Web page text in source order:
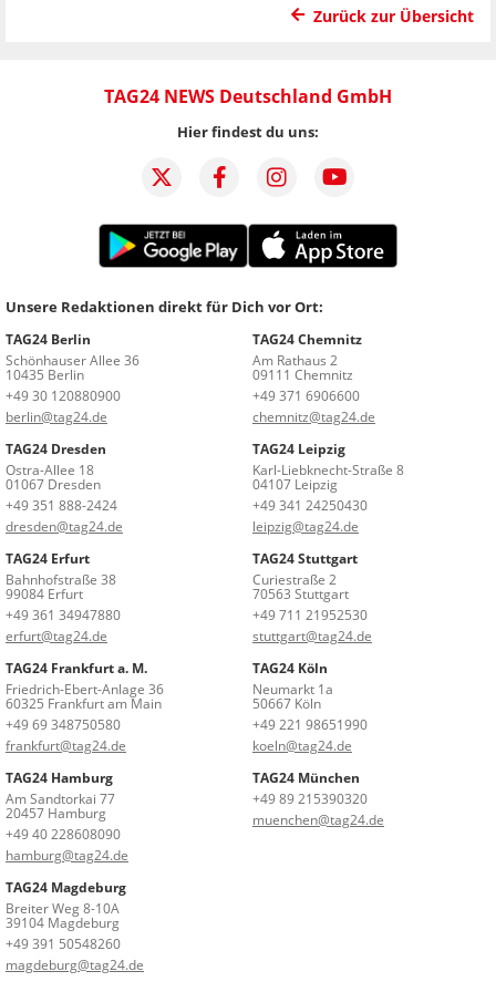
Zurück zur Übersicht
TAG24 NEWS Deutschland GmbH
Hier findest du uns:
Unsere Redaktionen direkt für Dich vor Ort:
TAG24 Berlin
Schönhauser Allee 36
10435 Berlin
+49 30 120880900
berlin@tag24.de
TAG24 Chemnitz
Am Rathaus 2
09111 Chemnitz
+49 371 6906600
chemnitz@tag24.de
TAG24 Dresden
Ostra-Allee 18
01067 Dresden
+49 351 888-2424
dresden@tag24.de
TAG24 Leipzig
Karl-Liebknecht-Straße 8
04107 Leipzig
+49 341 24250430
leipzig@tag24.de
TAG24 Erfurt
Bahnhofstraße 38
99084 Erfurt
+49 361 34947880
erfurt@tag24.de
TAG24 Stuttgart
Curiestraße 2
70563 Stuttgart
+49 711 21952530
stuttgart@tag24.de
TAG24 Frankfurt a. M.
Friedrich-Ebert-Anlage 36
60325 Frankfurt am Main
+49 69 348750580
frankfurt@tag24.de
TAG24 Köln
Neumarkt 1a
50667 Köln
+49 221 98651990
koeln@tag24.de
TAG24 Hamburg
Am Sandtorkai 77
20457 Hamburg
+49 40 228608090
hamburg@tag24.de
TAG24 München
+49 89 215390320
muenchen@tag24.de
TAG24 Magdeburg
Breiter Weg 8-10A
39104 Magdeburg
+49 391 50548260
magdeburg@tag24.de